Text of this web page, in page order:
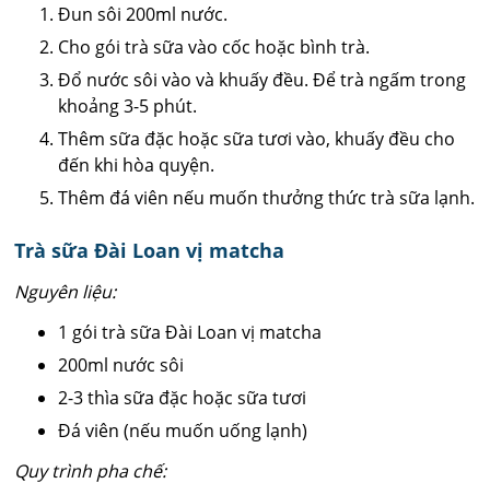
Đun sôi 200ml nước.
Cho gói trà sữa vào cốc hoặc bình trà.
Đổ nước sôi vào và khuấy đều. Để trà ngấm trong
khoảng 3-5 phút.
Thêm sữa đặc hoặc sữa tươi vào, khuấy đều cho
đến khi hòa quyện.
Thêm đá viên nếu muốn thưởng thức trà sữa lạnh.
Trà sữa Đài Loan vị matcha
Nguyên liệu:
1 gói trà sữa Đài Loan vị matcha
200ml nước sôi
2-3 thìa sữa đặc hoặc sữa tươi
Đá viên (nếu muốn uống lạnh)
Quy trình pha chế: